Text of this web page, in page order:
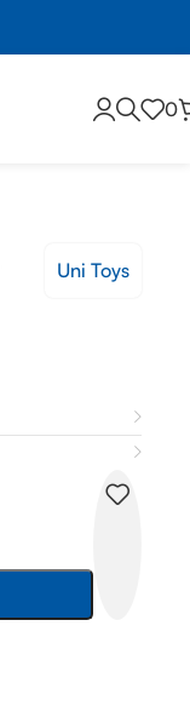
0
Uni Toys